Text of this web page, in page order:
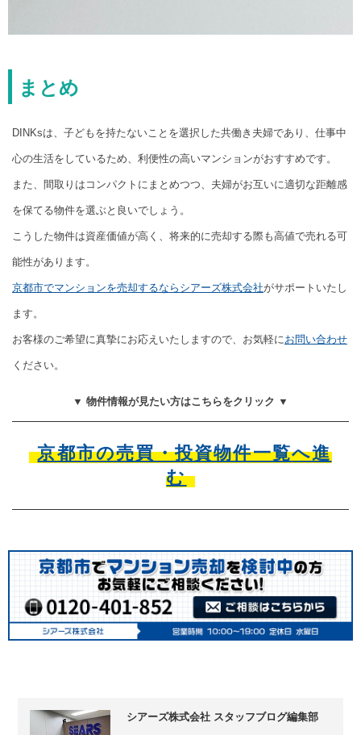
まとめ
DINKsは、子どもを持たないことを選択した共働き夫婦であり、仕事中
心の生活をしているため、利便性の高いマンションがおすすめです。
また、間取りはコンパクトにまとめつつ、夫婦がお互いに適切な距離感
を保てる物件を選ぶと良いでしょう。
こうした物件は資産価値が高く、将来的に売却する際も高値で売れる可
能性があります。
京都市でマンションを売却するならシアーズ株式会社がサポートいたし
ます。
お客様のご希望に真摯にお応えいたしますので、お気軽に お問い合わせ
ください。
▼ 物件情報が見たい方はこちらをクリック ▼
京都市の売買・投資物件一覧へ進
む
シアーズ株式会社 スタッフブログ編集部